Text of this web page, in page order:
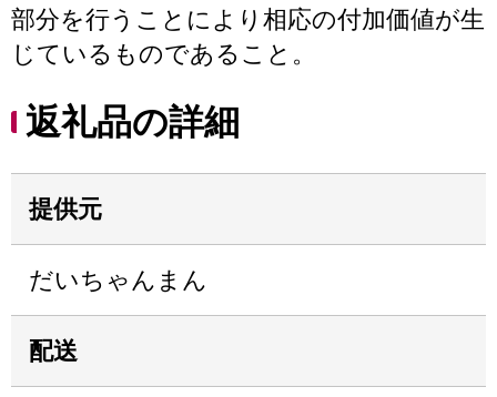
部分を行うことにより相応の付加価値が生
じているものであること。
返礼品の詳細
提供元
だいちゃんまん
配送